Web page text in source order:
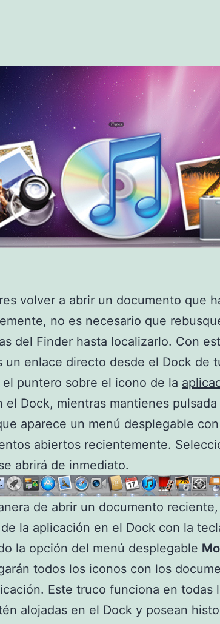
volver a abrir un documento que
no es necesario que
del Finder hasta localizarlo. Con
un enlace directo desde el Dock de
el puntero sobre el icono de la
el Dock, mientras mantienes
aparece un menú desplegable
abiertos recientemente.
abrirá de inmediato.
de abrir un documento
la aplicación en el Dock con la
la opción del menú desplegable
todos los iconos con los
Este truco funciona en todas
alojadas en el Dock y posean